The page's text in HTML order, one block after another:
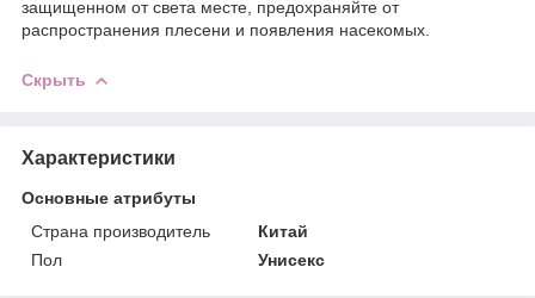
защищенном от света месте, предохраняйте от
распространения плесени и появления насекомых.
Скрыть
Характеристики
Основные атрибуты
Страна производитель
Китай
Пол
Унисекс